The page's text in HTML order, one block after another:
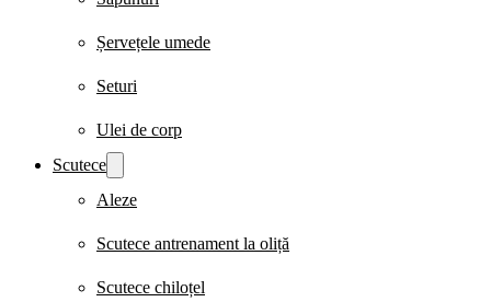
Șervețele umede
Seturi
Ulei de corp
Scutece
Aleze
Scutece antrenament la oliță
Scutece chiloțel